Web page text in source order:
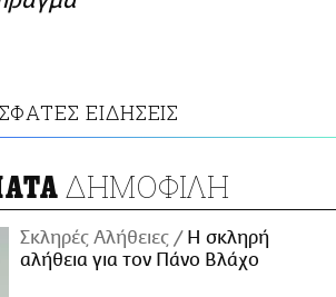
ΕΙΔΗΣΕΙΣ
ΔΗΜΟΦΙΛΗ
Σκληρές Αλήθειες
H σκληρή
αλήθεια για τον Πάνο Βλάχο